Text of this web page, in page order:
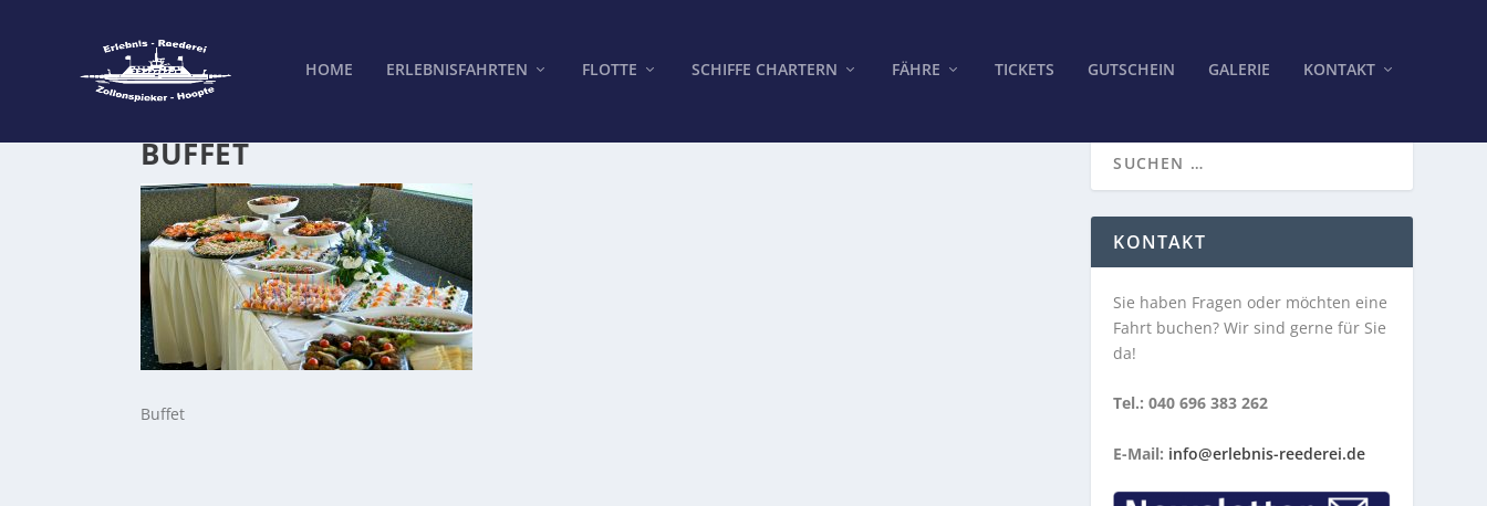
HOME ERLEBNISFAHRTEN FLOTTE SCHIFFE CHARTERN FÄHRE TICKETS GUTSCHEIN GALERIE KONTAKT
BUFFET
Buffet
KONTAKT
Sie haben Fragen oder möchten eine
Fahrt buchen? Wir sind gerne für Sie
da!
Tel.: 040 696 383 262
E-Mail: info@erlebnis-reederei.de